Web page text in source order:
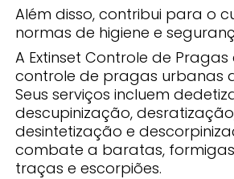
Além disso, contribui para o
normas de higiene e
A Extinset Controle de
controle de pragas urbanas
Seus serviços incluem
descupinização,
desintetização e
combate a baratas,
traças e escorpiões.